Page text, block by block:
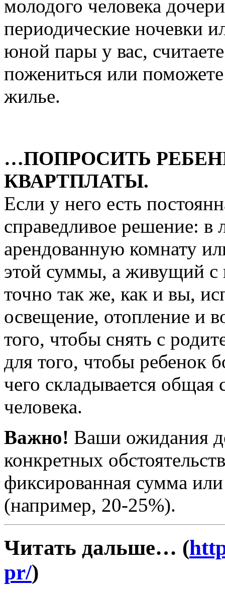
молодого человека
периодические ночевки
юной пары у вас,
пожениться или
жилье.
…ПОПРОСИТЬ
КВАРТПЛАТЫ.
Если у него есть
справедливое решение: в
арендованную комнату
этой суммы, а живущий с
точно так же, как и вы,
освещение, отопление и
того, чтобы снять с
для того, чтобы ребенок
чего складывается общая
человека.
Важно! Ваши ожидания
конкретных
фиксированная сумма
(например, 20-25%).
Читать дальше… (
pr/)